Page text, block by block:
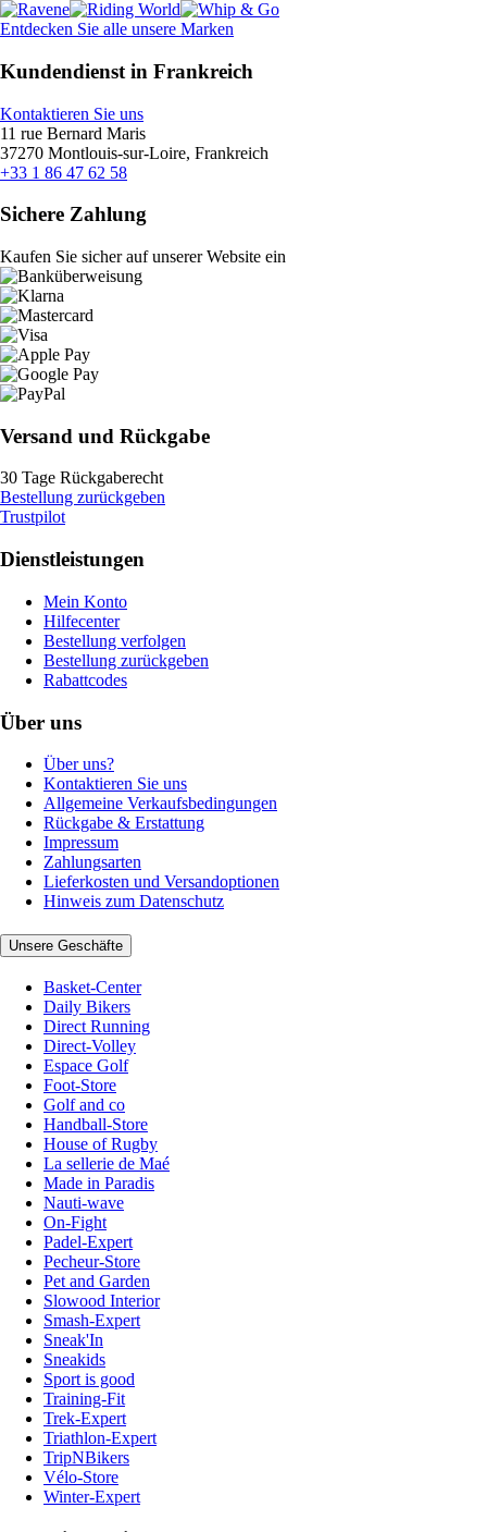
Entdecken Sie alle unsere Marken
Kundendienst in Frankreich
Kontaktieren Sie uns
11 rue Bernard Maris
37270 Montlouis-sur-Loire, Frankreich
+33 1 86 47 62 58
Sichere Zahlung
Kaufen Sie sicher auf unserer Website ein
Versand und Rückgabe
30 Tage Rückgaberecht
Bestellung zurückgeben
Trustpilot
Dienstleistungen
Mein Konto
Hilfecenter
Bestellung verfolgen
Bestellung zurückgeben
Rabattcodes
Über uns
Über uns?
Kontaktieren Sie uns
Allgemeine Verkaufsbedingungen
Rückgabe & Erstattung
Impressum
Zahlungsarten
Lieferkosten und Versandoptionen
Hinweis zum Datenschutz
Unsere Geschäfte
Basket-Center
Daily Bikers
Direct Running
Direct-Volley
Espace Golf
Foot-Store
Golf and co
Handball-Store
House of Rugby
La sellerie de Maé
Made in Paradis
Nauti-wave
On-Fight
Padel-Expert
Pecheur-Store
Pet and Garden
Slowood Interior
Smash-Expert
Sneak'In
Sneakids
Sport is good
Training-Fit
Trek-Expert
Triathlon-Expert
TripNBikers
Vélo-Store
Winter-Expert